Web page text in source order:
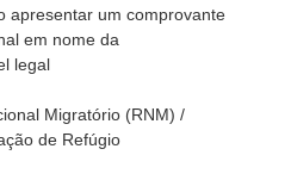
apresentar um comprovante
em nome da
legal
Migratório (RNM) /
de Refúgio